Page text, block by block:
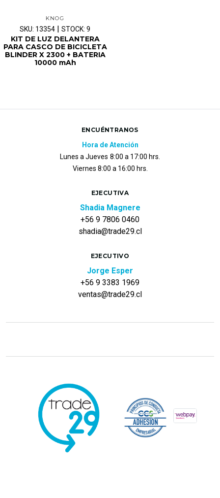
KNOG
SKU: 13354 | STOCK: 9
KIT DE LUZ DELANTERA
PARA CASCO DE BICICLETA
BLINDER X 2300 + BATERIA
10000 mAh
ENCUÉNTRANOS
Hora de Atención
Lunes a Jueves 8:00 a 17:00 hrs.
Viernes 8:00 a 16:00 hrs.
EJECUTIVA
Shadia Magnere
+56 9 7806 0460
shadia@trade29.cl
EJECUTIVO
Jorge Esper
+56 9 3383 1969
ventas@trade29.cl